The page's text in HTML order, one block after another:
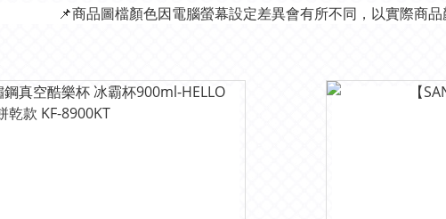
📌商品圖檔顏色因電腦螢幕設定差異會有所不同，以實際商品